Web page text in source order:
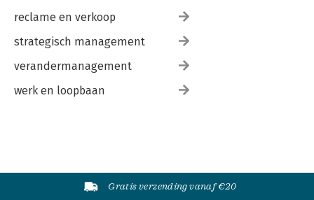
reclame en verkoop
strategisch management
verandermanagement
werk en loopbaan
Gratis verzending vanaf €20